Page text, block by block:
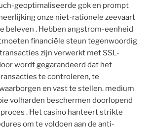
geoptimaliseerde gok en prompt
onze niet-rationele zeevaart
beleven . Hebben angstrom-eenheid
financiële steun tegenwoordig
zijn verwerkt met SSL-
wordt gegarandeerd dat het
te controleren, te
en vast te stellen. medium
volharden beschermen doorlopend
. Het casino hanteert strikte
om te voldoen aan de anti-